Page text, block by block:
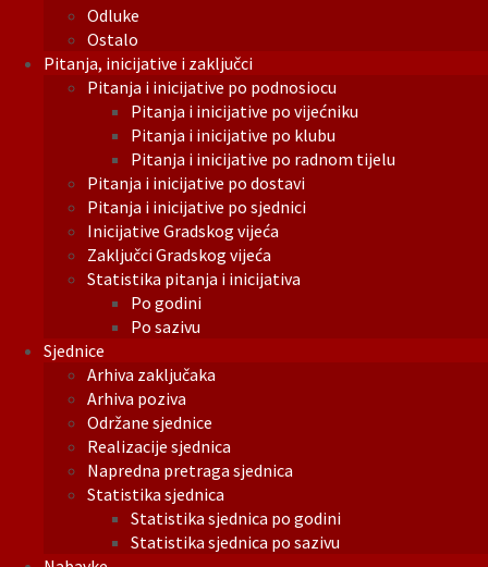
Odluke
Ostalo
Pitanja, inicijative i zaključci
Pitanja i inicijative po podnosiocu
Pitanja i inicijative po vijećniku
Pitanja i inicijative po klubu
Pitanja i inicijative po radnom tijelu
Pitanja i inicijative po dostavi
Pitanja i inicijative po sjednici
Inicijative Gradskog vijeća
Zaključci Gradskog vijeća
Statistika pitanja i inicijativa
Po godini
Po sazivu
Sjednice
Arhiva zaključaka
Arhiva poziva
Održane sjednice
Realizacije sjednica
Napredna pretraga sjednica
Statistika sjednica
Statistika sjednica po godini
Statistika sjednica po sazivu